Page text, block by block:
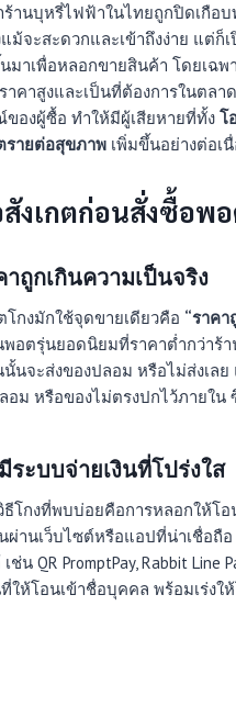
ร้านบุหรี่ไฟฟ้าในไทยถูกปิดเกือ
ม้จะสะดวกและเข้าถึงง่าย แต่ก็
มาเพื่อหลอกขายสินค้า โดยเฉพ
าคาสูงและเป็นที่ต้องการในตล
ของผู้ซื้อ ทำให้มีผู้เสียหายที่ทั้ง โ
รายต่อสุขภาพ เพิ่มขึ้นอย่างต่อเ
งเกตก่อนสั่งซื้อพ
าถูกเกินความเป็นจริง
โกงมักใช้จุดขายเดียวคือ “ราคา
อตรุ่นยอดนิยมที่ราคาต่ำกว่าร้า
นั้นจะส่งของปลอม หรือไม่ส่งเล
อม หรือของไม่ตรงปกไว้ภายใน
ระบบจ่ายเงินที่โปร่งใส
ธีโกงที่พบบ่อยคือการหลอกให้โ
นผ่านเว็บไซต์หรือแอปที่น่าเชื่อถื
เช่น QR PromptPay, Rabbit
ที่ให้โอนเข้าชื่อบุคคล พร้อมเร่ง